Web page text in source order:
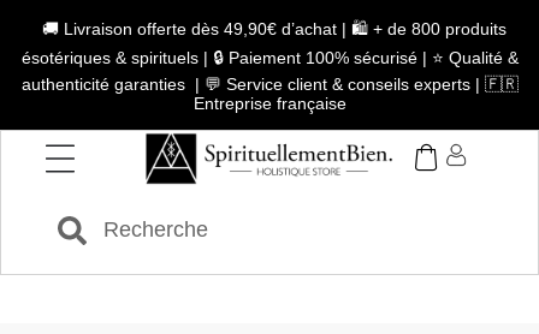
🚚 Livraison offerte dès 49,90€ d’achat | 🛍️ + de 800 produits
ésotériques & spirituels | 🔒 Paiement 100% sécurisé | ⭐ Qualité &
authenticité garanties | 💬 Service client & conseils experts | 🇫🇷
Entreprise française